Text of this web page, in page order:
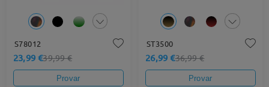
S78012
23,99 €39,99 €
Provar
ST3500
26,99 €36,99 €
Provar